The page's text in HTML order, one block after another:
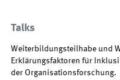
Talks
Weiterbildungsteilhabe und
Erklärungsfaktoren für
der Organisationsforschung.